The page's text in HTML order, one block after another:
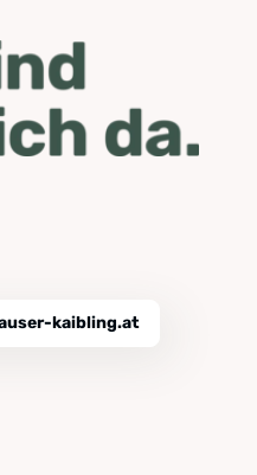
kaibling.at